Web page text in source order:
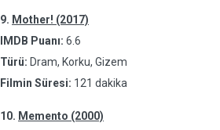
9. Mother! (2017)
IMDB Puanı: 6.6
Türü: Dram, Korku, Gizem
Filmin Süresi: 121 dakika
10. Memento (2000)